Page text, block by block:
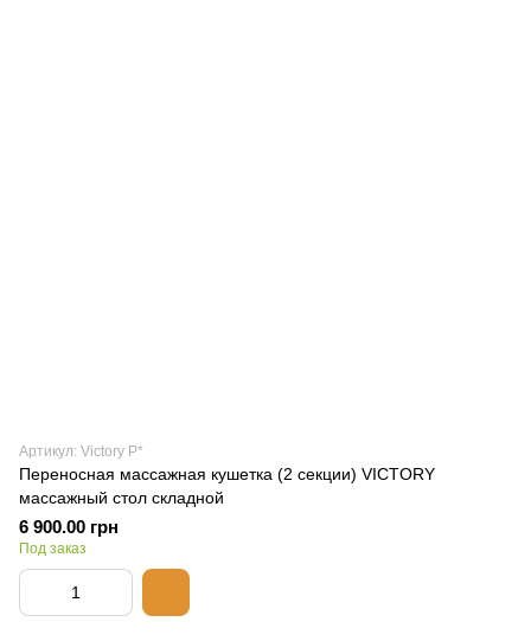
Артикул: Victory P*
Переносная массажная кушетка (2 секции) VICTORY
массажный стол складной
6 900.00 грн
Под заказ